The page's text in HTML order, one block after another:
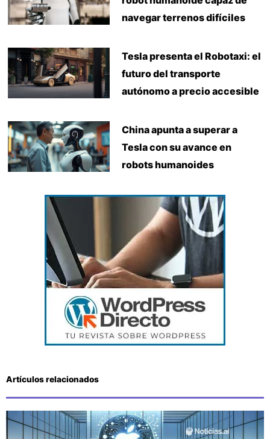
navegar terrenos difíciles
Tesla presenta el Robotaxi: el
futuro del transporte
autónomo a precio accesible
China apunta a superar a
Tesla con su avance en
robots humanoides
Artículos relacionados